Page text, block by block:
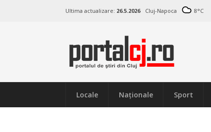
Ultima actualizare: 26.5.2026 Cluj-Napoca 8°C
Locale Naţionale Sport